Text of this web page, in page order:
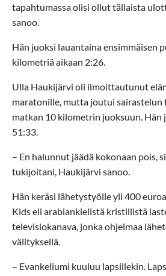
tapahtumassa olisi ollut tällaista
sanoo.
Hän juoksi lauantaina ensimmäisen
kilometriä aikaan 2:26.
Ulla Haukijärvi oli ilmoittautunut
maratonille, mutta joutui sairastelun
matkan 10 kilometrin juoksuun. Hän
51:33.
– En halunnut jäädä kokonaan pois,
tukijoitani, Haukijärvi sanoo.
Hän keräsi lähetystyölle yli 400
Kids eli arabiankielistä kristillistä
televisiokanava, jonka ohjelmaa
välityksellä.
– Evankeliumi kuuluu lapsillekin.